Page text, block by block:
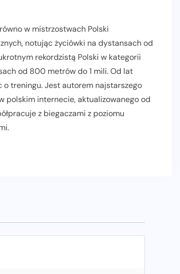
w mistrzostwach Polski
notując życiówki na dystansach od
rekordzistą Polski w kategorii
od 800 metrów do 1 mili. Od lat
o treningu. Jest autorem najstarszego
polskim internecie, aktualizowanego od
z biegaczami z poziomu
AKTUALNOŚCI INFORMACJE PRASOWE